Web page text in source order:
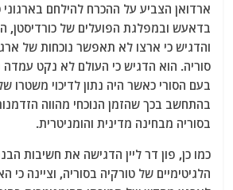
ארדואן הצביע על ההכרח להילחם בארגוני
בדאעש ובמפלגת הפועלים של כורדיסטן,
והדגיש כי ארצו לא תאפשר נוכחות של
סוריה. הוא הדגיש כי העולם לא נקט
בעם הסורי כאשר היה נתון לדיכוי
בהתחשב בכך שהזמן הנוכחי מהווה
בסוריה מבחינה מדינית והומניטרית.
כמו כן, פון דר ליין הדגישה את חשיבות
הלגיטימיים של טורקיה בסוריה, וציינה כי